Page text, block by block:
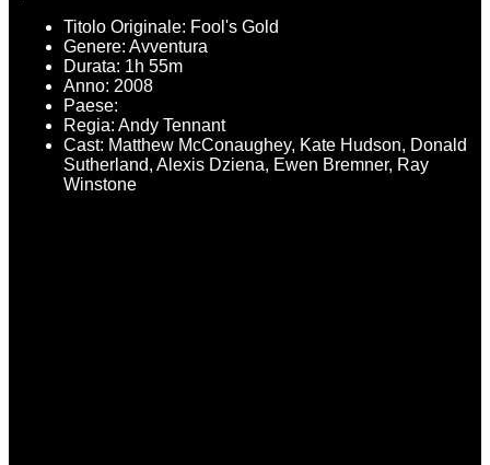
Titolo Originale: Fool's Gold
Genere: Avventura
Durata: 1h 55m
Anno: 2008
Paese:
Regia: Andy Tennant
Cast: Matthew McConaughey, Kate Hudson, Donald
Sutherland, Alexis Dziena, Ewen Bremner, Ray
Winstone